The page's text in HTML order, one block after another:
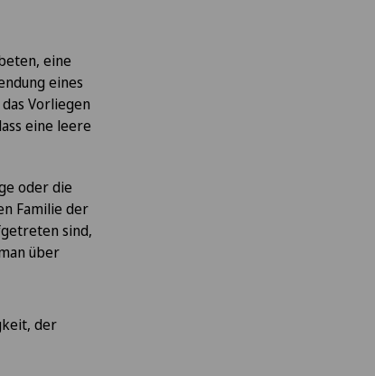
eine
eines
Vorliegen
eine leere
oder die
Familie der
sind,
über
der